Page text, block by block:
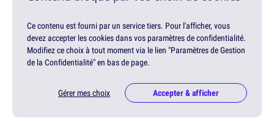
Ce contenu est fourni par un service tiers. Pour l'afficher, vous
devez accepter les cookies dans vos paramètres de confidentialité.
Modifiez ce choix à tout moment via le lien "Paramètres de Gestion
de la Confidentialité" en bas de page.
Gérer mes choix Accepter & afficher